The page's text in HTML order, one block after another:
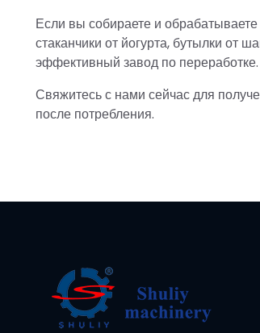
Если вы собираете и
стаканчики от йогурта, бутылки
эффективный завод по переработке.
Свяжитесь с нами сейчас для
после потребления.